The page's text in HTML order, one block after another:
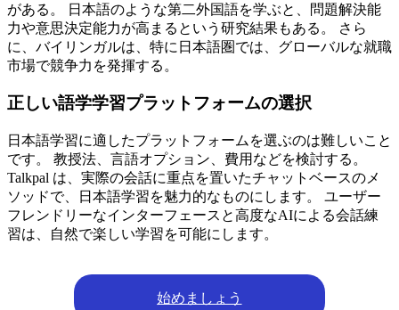
がある。 日本語のような第二外国語を学ぶと、問題解決能
力や意思決定能力が高まるという研究結果もある。 さら
に、バイリンガルは、特に日本語圏では、グローバルな就職
市場で競争力を発揮する。
正しい語学学習プラットフォームの選択
日本語学習に適したプラットフォームを選ぶのは難しいこと
です。 教授法、言語オプション、費用などを検討する。
Talkpal は、実際の会話に重点を置いたチャットベースのメ
ソッドで、日本語学習を魅力的なものにします。 ユーザー
フレンドリーなインターフェースと高度なAIによる会話練
習は、自然で楽しい学習を可能にします。
始めましょう